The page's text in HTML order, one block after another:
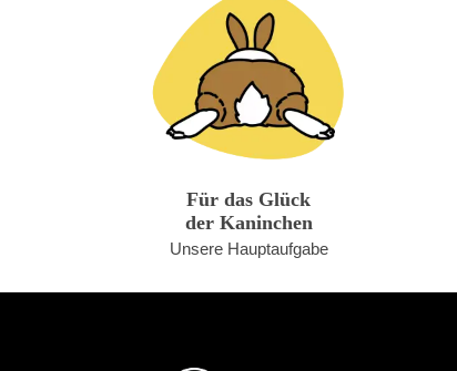
Für das Glück
der Kaninchen
Unsere Hauptaufgabe